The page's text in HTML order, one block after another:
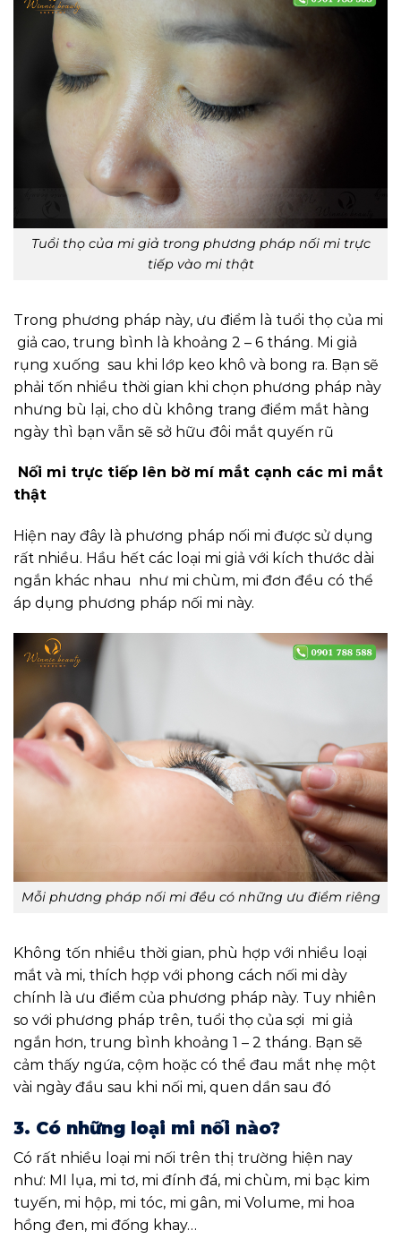
Tuổi thọ của mi giả trong phương pháp nối mi trực
tiếp vào mi thật
Trong phương pháp này, ưu điểm là tuổi thọ của mi
giả cao, trung bình là khoảng 2 – 6 tháng. Mi giả
rụng xuống sau khi lớp keo khô và bong ra. Bạn sẽ
phải tốn nhiều thời gian khi chọn phương pháp này
nhưng bù lại, cho dù không trang điểm mắt hàng
ngày thì bạn vẫn sẽ sở hữu đôi mắt quyến rũ
Nối mi trực tiếp lên bờ mí mắt cạnh các mi mắt
thật
Hiện nay đây là phương pháp nối mi được sử dụng
rất nhiều. Hầu hết các loại mi giả với kích thước dài
ngắn khác nhau như mi chùm, mi đơn đều có thể
áp dụng phương pháp nối mi này.
Mỗi phương pháp nối mi đều có những ưu điểm riêng
Không tốn nhiều thời gian, phù hợp với nhiều loại
mắt và mi, thích hợp với phong cách nối mi dày
chính là ưu điểm của phương pháp này. Tuy nhiên
so với phương pháp trên, tuổi thọ của sợi mi giả
ngắn hơn, trung bình khoảng 1 – 2 tháng. Bạn sẽ
cảm thấy ngứa, cộm hoặc có thể đau mắt nhẹ một
vài ngày đầu sau khi nối mi, quen dần sau đó
3. Có những loại mi nối nào?
Có rất nhiều loại mi nối trên thị trường hiện nay
như: MI lụa, mi tơ, mi đính đá, mi chùm, mi bạc kim
tuyến, mi hộp, mi tóc, mi gân, mi Volume, mi hoa
hồng đen, mi đống khay…